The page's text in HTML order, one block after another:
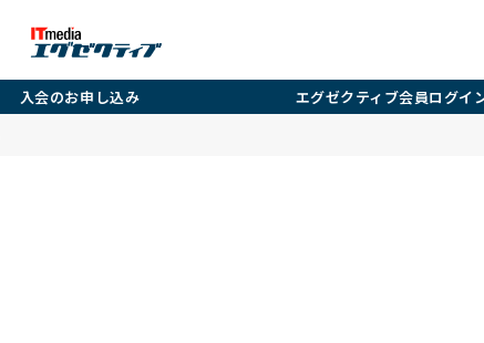
入会のお申し込み エグゼクティブ会員ログイ